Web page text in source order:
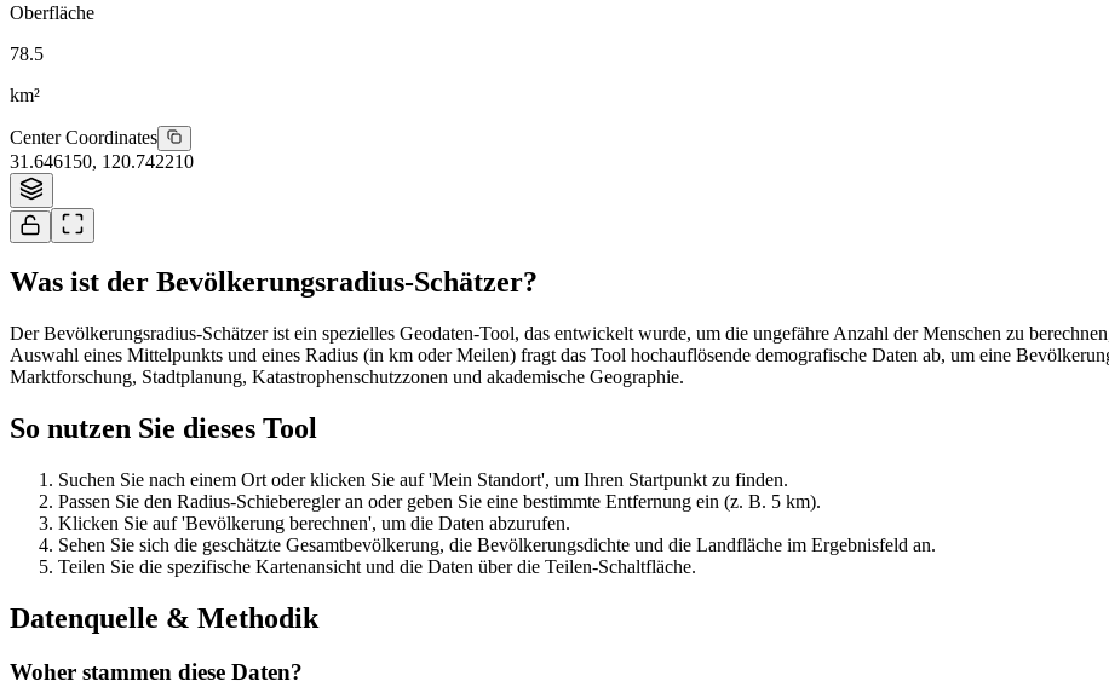
Oberfläche
78.5
km²
Center Coordinates
31.646150, 120.742210
Was ist der Bevölkerungsradius-Schätzer?
Der Bevölkerungsradius-Schätzer ist ein spezielles Geodaten-Tool, das entwickelt wurde, um die ungefähre Anzahl der Menschen zu
Auswahl eines Mittelpunkts und eines Radius (in km oder Meilen) fragt das Tool hochauflösende demografische Daten ab, um eine
Marktforschung, Stadtplanung, Katastrophenschutzzonen und akademische Geographie.
So nutzen Sie dieses Tool
Suchen Sie nach einem Ort oder klicken Sie auf 'Mein Standort', um Ihren Startpunkt zu finden.
Passen Sie den Radius-Schieberegler an oder geben Sie eine bestimmte Entfernung ein (z. B. 5 km).
Klicken Sie auf 'Bevölkerung berechnen', um die Daten abzurufen.
Sehen Sie sich die geschätzte Gesamtbevölkerung, die Bevölkerungsdichte und die Landfläche im Ergebnisfeld an.
Teilen Sie die spezifische Kartenansicht und die Daten über die Teilen-Schaltfläche.
Datenquelle & Methodik
Woher stammen diese Daten?